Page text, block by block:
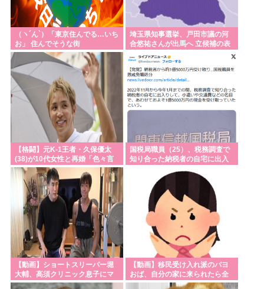
（ヽ´ん`）「東京住んでる…いち
お」 住んでそうな街
埼玉県知事選挙、戸田市議の河
合悠祐さんが出馬へ 立候補の表
明は1人目:東京新聞
【格闘】元K-1王者・久保優太
(38)が10代女性と再婚「色々言
われそうですが…」
国税局職員（25）、税務調査で
知り合った納税者の自宅に出入
するwww
【動画】ショートスリーパー堀
大輔、高須クリニック息子にマ
ジギレ！怖すぎると話題に
【動画】移民受け入れ派のパヨ
おば、自分の家に来られたら全
力で拒否るｗｗｗｗｗｗｗｗｗ